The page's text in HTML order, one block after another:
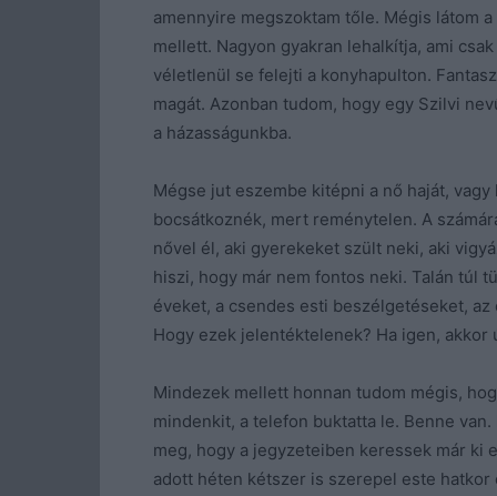
amennyire megszoktam tőle. Mégis látom
mellett. Nagyon gyakran lehalkítja, ami
véletlenül se felejti a konyhapulton.
magát. Azonban tudom, hogy egy Szilvi
a házasságunkba.
Mégse jut eszembe kitépni a nő haját,
bocsátkoznék, mert reménytelen. A
nővel él, aki gyerekeket szült neki, aki
hiszi, hogy már nem fontos neki. Talán túl
éveket, a csendes esti beszélgetéseket,
Hogy ezek jelentéktelenek? Ha igen, akkor
Mindezek mellett honnan tudom mégis,
mindenkit, a telefon buktatta le. Benne
meg, hogy a jegyzeteiben keressek már ki
adott héten kétszer is szerepel este hatkor